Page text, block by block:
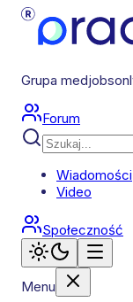
Grupa
Forum
Wiadomości
Video
Społeczność
Menu